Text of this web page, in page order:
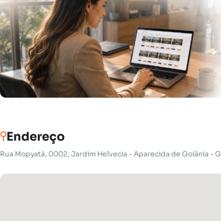
Endereço
Rua Mopyatá, 0002, Jardim Helvecia - Aparecida de Goiânia -